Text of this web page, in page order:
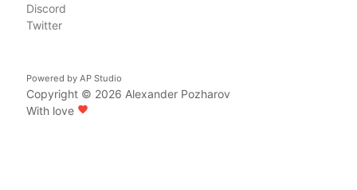
Discord
Twitter
Powered by AP Studio
Copyright © 2026 Alexander Pozharov
With love favorite